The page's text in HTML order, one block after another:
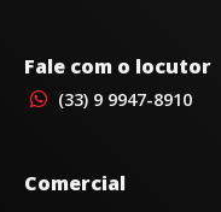
Fale com o locutor
(33) 9 9947-8910
Comercial